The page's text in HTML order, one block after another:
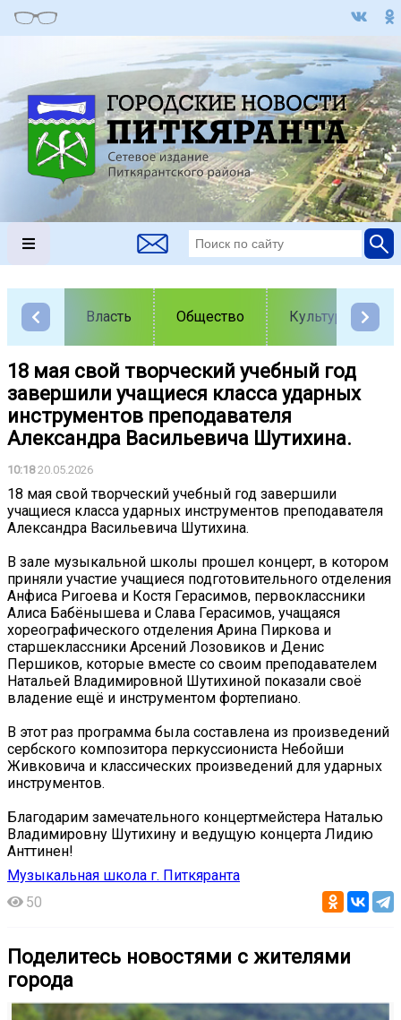
Власть Общество Культура
18 мая свой творческий учебный год
завершили учащиеся класса ударных
инструментов преподавателя
Александра Васильевича Шутихина.
10:1820.05.2026
18 мая свой творческий учебный год завершили
учащиеся класса ударных инструментов преподавателя
Александра Васильевича Шутихина.
В зале музыкальной школы прошел концерт, в котором
приняли участие учащиеся подготовительного отделения
Анфиса Ригоева и Костя Герасимов, первоклассники
Алиса Бабёнышева и Слава Герасимов, учащаяся
хореографического отделения Арина Пиркова и
старшеклассники Арсений Лозовиков и Денис
Першиков, которые вместе со своим преподавателем
Натальей Владимировной Шутихиной показали своё
владение ещё и инструментом фортепиано.
В этот раз программа была составлена из произведений
сербского композитора перкуссиониста Небойши
Живковича и классических произведений для ударных
инструментов.
Благодарим замечательного концертмейстера Наталью
Владимировну Шутихину и ведущую концерта Лидию
Анттинен!
Музыкальная школа г. Питкяранта
50
Поделитесь новостями с жителями
города